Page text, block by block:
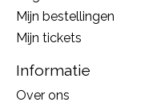
Mijn bestellingen
Mijn tickets
Informatie
Over ons